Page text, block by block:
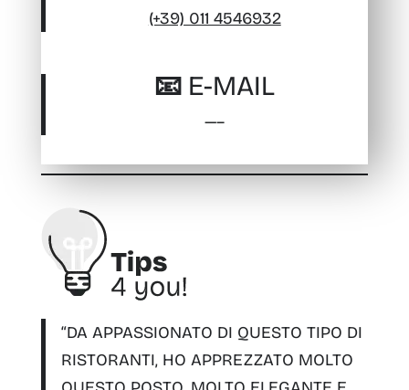
(+39) 011 4546932
📧 E-MAIL
—–
“DA APPASSIONATO DI QUESTO TIPO DI
RISTORANTI, HO APPREZZATO MOLTO